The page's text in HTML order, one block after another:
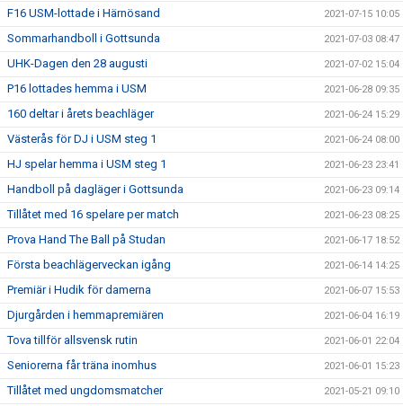
F16 USM-lottade i Härnösand 2021-07-15 10:05
Sommarhandboll i Gottsunda 2021-07-03 08:47
UHK-Dagen den 28 augusti 2021-07-02 15:04
P16 lottades hemma i USM 2021-06-28 09:35
160 deltar i årets beachläger 2021-06-24 15:29
Västerås för DJ i USM steg 1 2021-06-24 08:00
HJ spelar hemma i USM steg 1 2021-06-23 23:41
Handboll på dagläger i Gottsunda 2021-06-23 09:14
Tillåtet med 16 spelare per match 2021-06-23 08:25
Prova Hand The Ball på Studan 2021-06-17 18:52
Första beachlägerveckan igång 2021-06-14 14:25
Premiär i Hudik för damerna 2021-06-07 15:53
Djurgården i hemmapremiären 2021-06-04 16:19
Tova tillför allsvensk rutin 2021-06-01 22:04
Seniorerna får träna inomhus 2021-06-01 15:23
Tillåtet med ungdomsmatcher 2021-05-21 09:10